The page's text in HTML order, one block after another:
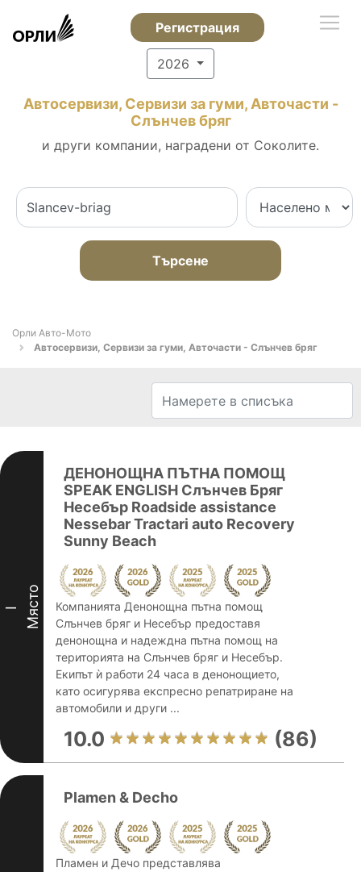
Регистрация
2026
Автосервизи, Сервизи за гуми, Авточасти -
Слънчев бряг
и други компании, наградени от Соколите.
Търсене
Орли Aвто-Mото
Автосервизи, Сервизи за гуми, Авточасти - Слънчев бряг
I Място
ДЕНОНОЩНА ПЪТНА ПОМОЩ
SPEAK ENGLISH Слънчев Бряг
Несебър Roadside assistance
Nessebar Tractari auto Recovery
Sunny Beach
Компанията Денонощна пътна помощ
Слънчев бряг и Несебър предоставя
денонощна и надеждна пътна помощ на
територията на Слънчев бряг и Несебър.
Екипът ѝ работи 24 часа в денонощието,
като осигурява експресно репатриране на
автомобили и други ...
10.0 (86)
Plamen & Decho
Пламен и Дечо представлява